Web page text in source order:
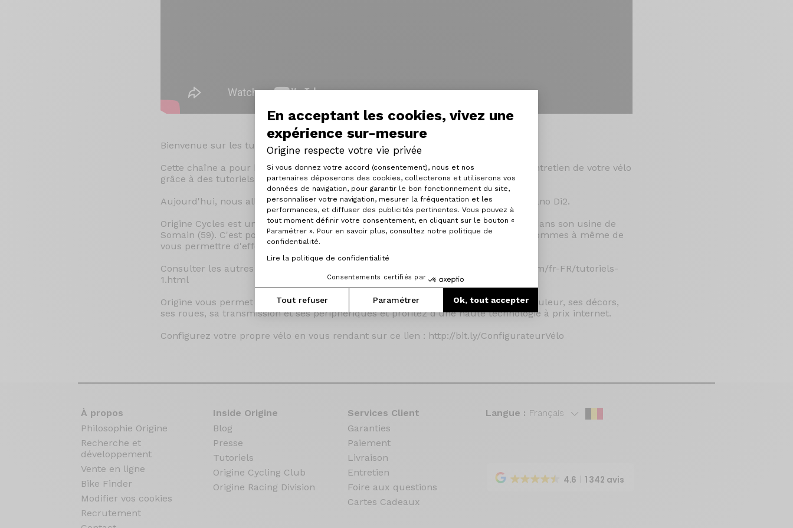
En acceptant les cookies, vivez une
expérience sur-mesure
Origine respecte votre vie privée
Plateforme de Gestion du Consentement : Personnalisez vos Options
Si vous donnez votre accord (consentement), nous et nos
partenaires déposerons des cookies, collecterons et utiliserons vos
données de navigation, pour garantir le bon fonctionnement du site,
personnaliser votre navigation, mesurer la fréquentation et les
performances, et diffuser des publicités pertinentes. Vous pouvez à
tout moment définir votre consentement, en cliquant sur le bouton «
Paramétrer ». Pour en savoir plus, consultez notre politique de
confidentialité.
Lire la politique de confidentialité
Consentements certifiés par
Tout refuser Paramétrer Ok, tout accepter
Axeptio consent
Bienvenue sur les tutoriels @Origine Cycles,
Cette chaîne a pour but de vous aider à effectuer les travaux de réparation et d'entretien de votre vélo
grâce à des tutoriels simples et clairs.
Aujourd'hui, nous allons vous expliquer comment fonctionnent les groupes Shimano Di2.
Origine Cycles est une marque française qui conçoit, peint et assemble ses vélos dans son usine de
Somain (59). C'est pourquoi, grâce à l'expertise de nos agents de montage, nous sommes à même de
vous permettre d'effectuer des travaux d'entretien facilement.
Consulter les autres vidéos tutoriels en cliquant ici : https://www.origine-cycles.com/fr-FR/tutoriels-
1.html
Origine vous permet de configurer à souhait votre vélo. Choisissez, un cadre, sa couleur, ses décors,
ses roues, sa transmission et ses périphériques et profitez d'une haute technologie à prix internet.
Configurez votre propre vélo en vous rendant sur ce lien : http://bit.ly/ConfigurateurVélo
À propos
Philosophie Origine
Recherche et
développement
Vente en ligne
Bike Finder
Modifier vos cookies
Recrutement
Inside Origine
Blog
Presse
Tutoriels
Origine Cycling Club
Origine Racing Division
Services Client
Garanties
Paiement
Livraison
Entretien
Foire aux questions
Cartes Cadeaux
Langue : Français
4.6 1 342 avis